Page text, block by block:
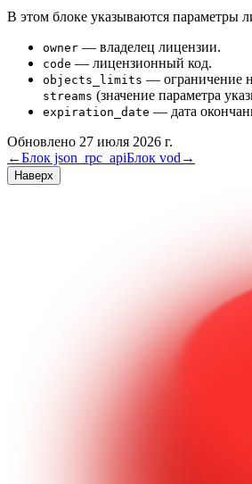
В этом блоке указываются параметры
owner — владелец лицензии.
code — лицензионный код.
objects_limits — ограничение
streams (значение параметра
expiration_date — дата
Обновлено 27 июля 2026 г.
←Блок json_rpc_apiБлок vod →
Наверх